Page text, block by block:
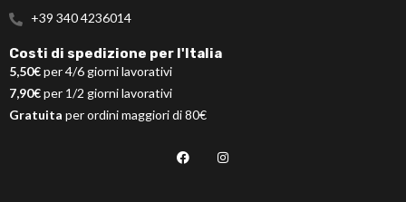
+39 340 4236014
Costi di spedizione per l'Italia
5,50€per 4/6 giorni lavorativi
7,90€per 1/2 giorni lavorativi
Gratuita per ordini maggiori di 80€